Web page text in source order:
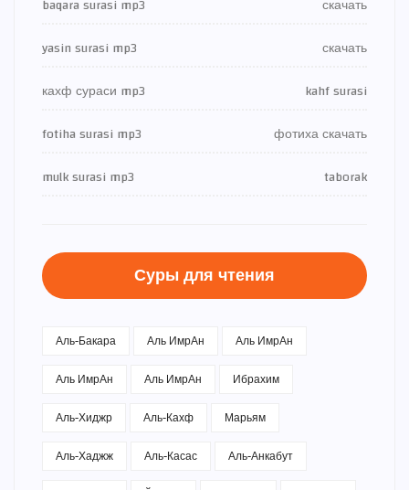
baqara surasi mp3
скачать
yasin surasi mp3
скачать
кахф сураси mp3
kahf surasi
fotiha surasi mp3
фотиха скачать
mulk surasi mp3
taborak
Суры для чтения
Аль-Бакара Аль ИмрАн
Аль ИмрАн
Аль ИмрАн
Аль ИмрАн
Ибрахим
Аль-Хиджр
Аль-Кахф
Марьям
Аль-Хаджж
Аль-Касас
Аль-Анкабут